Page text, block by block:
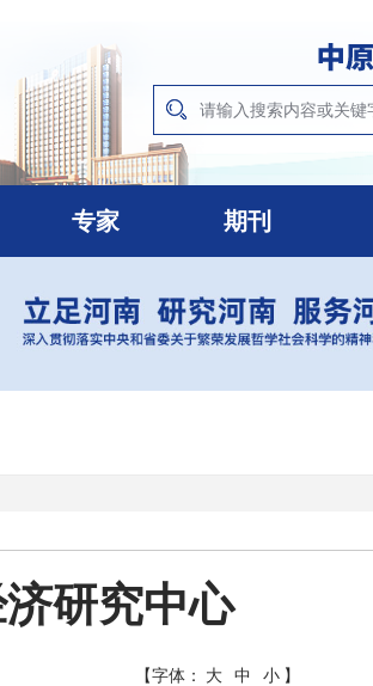
专家 期刊
研究中心
【字体： 大 中 小 】